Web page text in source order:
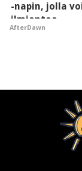
-napin, jolla
ilmiantaa
tekoälytauhkan
AfterDawn